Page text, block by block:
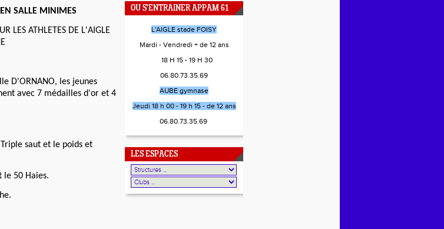
SALLE MINIMES
LES ATHLETES DE L'AIGLE
D'ORNANO, les jeunes
avec 7 médailles d'or et 4
saut et le poids et
le 50 Haies.
OU S'ENTRAINER APPAM 61
L'AIGLE stade FOISY
Mardi - Vendredi + de 12 ans
18 H 15 - 19 H 30
06.80.73.35.69
AUBE gymnase
Jeudi 18 h 00 - 19 h 15 - de 12 ans
06.80.73.35.69
LES ESPACES